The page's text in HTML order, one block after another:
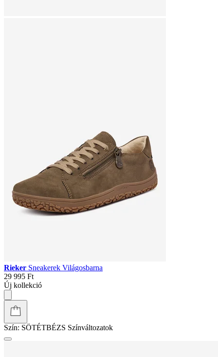
Rieker Sneakerek Világosbarna
29 995 Ft
Új kollekció
Szín: SÖTÉTBÉZS Színváltozatok